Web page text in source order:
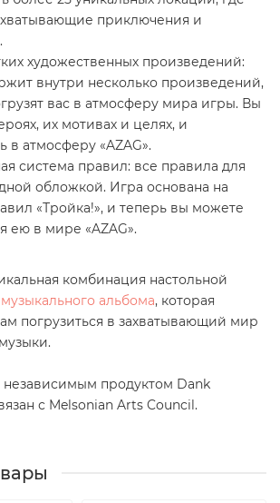
приключения и
художественных произведений:
внутри несколько произведений,
вас в атмосферу мира игры. Вы
их мотивах и целях, и
в атмосферу «AZAG».
система правил: все правила для
обложкой. Игра основана на
«Тройка!», и теперь вы можете
ею в мире «AZAG».
комбинация настольной
музыкального альбома, которая
погрузиться в захватывающий мир
независимым продуктом Dank
с Melsonian Arts Council.